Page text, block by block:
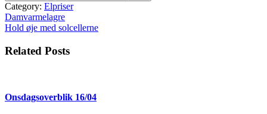
Category: Elpriser
Indlægsnavigation
Damvarmelagre
Hold øje med solcellerne
Related Posts
Onsdagsoverblik 16/04